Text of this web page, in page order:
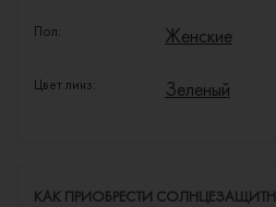
Пол: Женские
Цвет линз: Зеленый
КАК ПРИОБРЕСТИ